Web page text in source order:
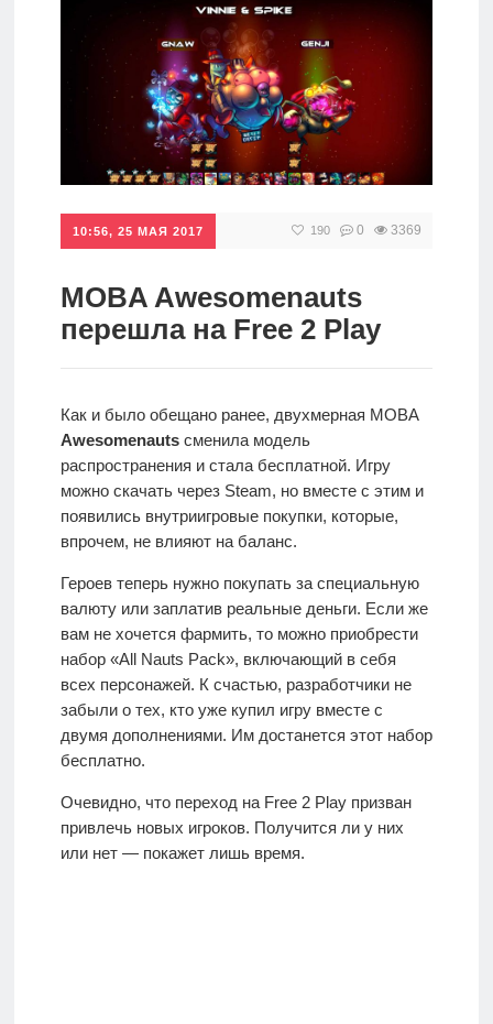
Мобильное
Культовые
10:56, 25 МАЯ 2017 190 0 3369
MOBA Awesomenauts
перешла на Free 2 Play
Как и было обещано ранее, двухмерная MOBA
Awesomenautsсменила модель
распространения и стала бесплатной. Игру
можно скачать через Steam, но вместе с этим и
появились внутриигровые покупки, которые,
впрочем, не влияют на баланс.
Героев теперь нужно покупать за специальную
валюту или заплатив реальные деньги. Если же
вам не хочется фармить, то можно приобрести
набор «All Nauts Pack», включающий в себя
всех персонажей. К счастью, разработчики не
забыли о тех, кто уже купил игру вместе с
двумя дополнениями. Им достанется этот набор
бесплатно.
Очевидно, что переход на Free 2 Play призван
привлечь новых игроков. Получится ли у них
или нет — покажет лишь время.